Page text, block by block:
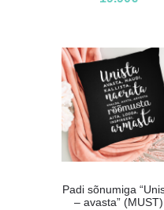
Padi sõnumiga
– avasta” (MUST)